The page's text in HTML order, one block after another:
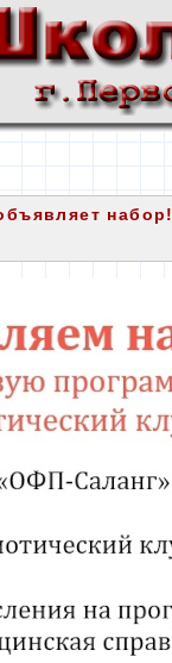
набор!